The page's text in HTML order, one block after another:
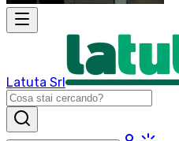
Latuta Srl